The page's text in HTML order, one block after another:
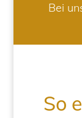
Bei
So